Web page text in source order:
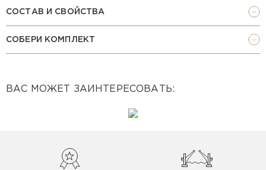
СОСТАВ И СВОЙСТВА
СОБЕРИ КОМПЛЕКТ
ВАС МОЖЕТ ЗАИНТЕРЕСОВАТЬ: